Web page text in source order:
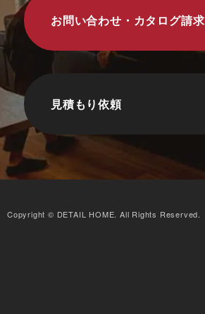
お問い合わせ・カタログ請求
見積もり依頼
Copyright © DETAIL HOME. All Rights Reserved.